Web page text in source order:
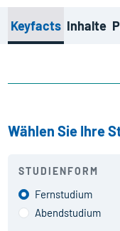
Keyfacts Inhalte
Wählen Sie Ihre
STUDIENFORM
Fernstudium
Abendstudium